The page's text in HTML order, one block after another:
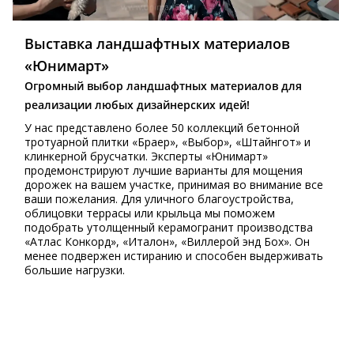
Выставка ландшафтных материалов
«Юнимарт»
Огромный выбор ландшафтных материалов для
реализации любых дизайнерских идей!
У нас представлено более 50 коллекций бетонной
тротуарной плитки «Браер», «Выбор», «Штайнгот» и
клинкерной брусчатки. Эксперты «Юнимарт»
продемонстрируют лучшие варианты для мощения
дорожек на вашем участке, принимая во внимание все
ваши пожелания. Для уличного благоустройства,
облицовки террасы или крыльца мы поможем
подобрать утолщенный керамогранит производства
«Атлас Конкорд», «Италон», «Виллерой энд Бох». Он
менее подвержен истиранию и способен выдерживать
большие нагрузки.